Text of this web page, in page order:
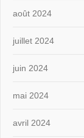
août 2024
juillet 2024
juin 2024
mai 2024
avril 2024